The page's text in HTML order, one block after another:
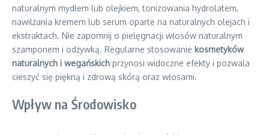
naturalnym mydłem lub olejkiem, tonizowania hydrolatem,
nawilżania kremem lub serum oparte na naturalnych olejach i
ekstraktach. Nie zapomnij o pielęgnacji włosów naturalnym
szamponem i odżywką. Regularne stosowanie kosmetyków
naturalnych i wegańskich przynosi widoczne efekty i pozwala
cieszyć się piękną i zdrową skórą oraz włosami.
Wpływ na Środowisko